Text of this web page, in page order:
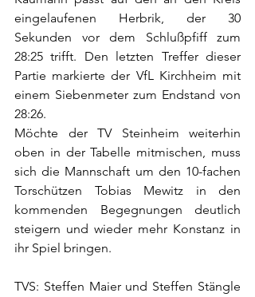
eingelaufenen Herbrik, der 30
Sekunden vor dem Schlußpfiff zum
28:25 trifft. Den letzten Treffer dieser
Partie markierte der VfL Kirchheim mit
einem Siebenmeter zum Endstand von
28:26.
Möchte der TV Steinheim weiterhin
oben in der Tabelle mitmischen, muss
sich die Mannschaft um den 10-fachen
Torschützen Tobias Mewitz in den
kommenden Begegnungen deutlich
steigern und wieder mehr Konstanz in
ihr Spiel bringen.
TVS: Steffen Maier und Steffen Stängle